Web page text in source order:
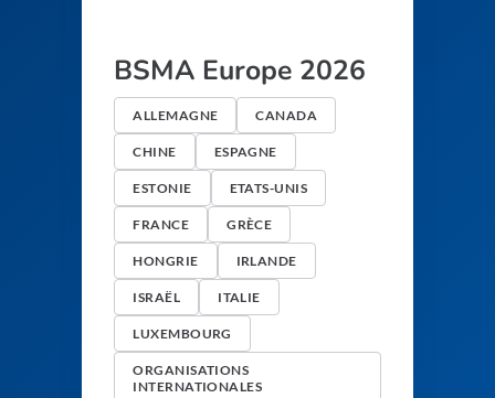
BSMA Europe 2026
ALLEMAGNE CANADA
CHINE ESPAGNE
ESTONIE ETATS-UNIS
FRANCE GRÈCE
HONGRIE IRLANDE
ISRAËL ITALIE
LUXEMBOURG
ORGANISATIONS
INTERNATIONALES